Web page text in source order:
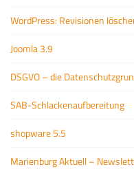
WordPress: Revisionen
Joomla 3.9
DSGVO – die
SAB-Schlackenaufbereitung
shopware 5.5
Marienburg Aktuell –